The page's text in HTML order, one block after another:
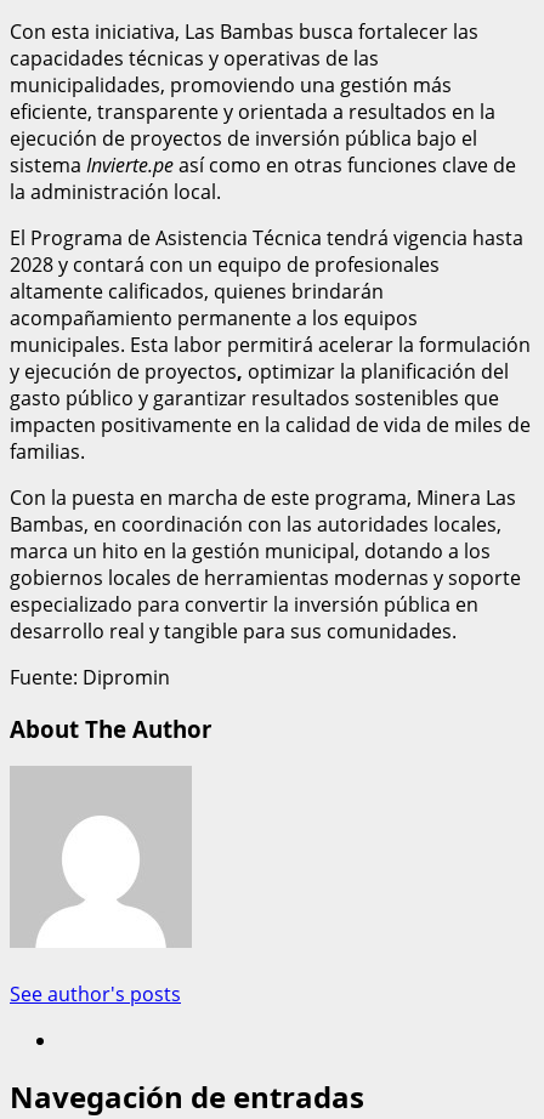
Con esta iniciativa, Las Bambas busca fortalecer las
capacidades técnicas y operativas de las
municipalidades, promoviendo una gestión más
eficiente, transparente y orientada a resultados en la
ejecución de proyectos de inversión pública bajo el
sistema Invierte.peasí como en otras funciones clave de
la administración local.
El Programa de Asistencia Técnica tendrá vigencia hasta
2028 y contará con un equipo de profesionales
altamente calificados, quienes brindarán
acompañamiento permanente a los equipos
municipales. Esta labor permitirá acelerar la formulación
y ejecución de proyectos, optimizar la planificación del
gasto público y garantizar resultados sostenibles que
impacten positivamente en la calidad de vida de miles de
familias.
Con la puesta en marcha de este programa, Minera Las
Bambas, en coordinación con las autoridades locales,
marca un hito en la gestión municipal, dotando a los
gobiernos locales de herramientas modernas y soporte
especializado para convertir la inversión pública en
desarrollo real y tangible para sus comunidades.
Fuente: Dipromin
About The Author
See author's posts
Navegación de entradas